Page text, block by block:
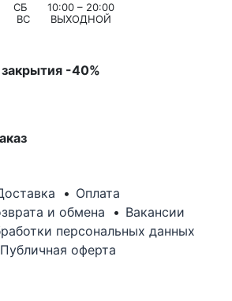
СБ
10:00 – 20:00
ВС
ВЫХОДНОЙ
-40%
Оплата
и обмена
Вакансии
персональных данных
Публичная оферта